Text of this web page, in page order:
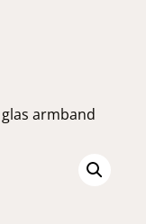
armband